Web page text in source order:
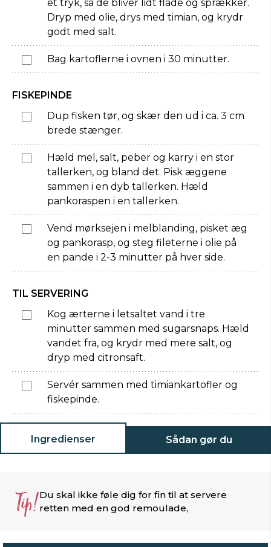
et tryk, så de bliver lidt flade og sprækker.
Dryp med olie, drys med timian, og krydr
godt med salt.
Bag kartoflerne i ovnen i 30 minutter.
FISKEPINDE
Dup fisken tør, og skær den ud i ca. 3 cm
brede stænger.
Hæld mel, salt, peber og karry i en stor
tallerken, og bland det. Pisk æggene
sammen i en dyb tallerken. Hæld
pankoraspen i en tallerken.
Vend mørksejen i melblanding, pisket æg
og pankorasp, og steg fileterne i olie på
en pande i 2-3 minutter på hver side.
TIL SERVERING
Kog ærterne i letsaltet vand i tre
minutter sammen med sugarsnaps. Hæld
vandet fra, og krydr med mere salt, og
dryp med citronsaft.
Servér sammen med timiankartofler og
fiskepinde.
Ingredienser Sådan gør du
Tip!Du skal ikke føle dig for fin til at servere
retten med en god remoulade,